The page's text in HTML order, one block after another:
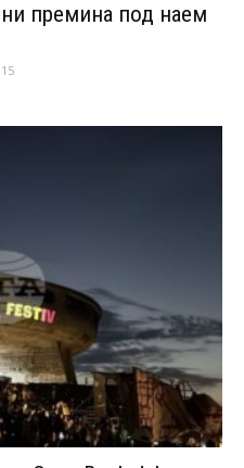
премина под наем